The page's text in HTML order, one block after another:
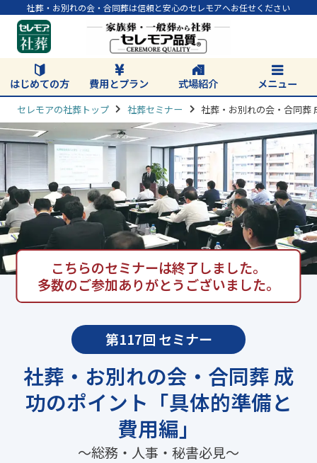
社葬・お別れの会・合同葬は信頼と安心のセレモアへお任せください
はじめての方 費用とプラン 式場紹介 メニュー
セレモアの社葬トップ 社葬セミナー 社葬・お別れの会・合同葬
こちらのセミナーは終了しました。
多数のご参加ありがとうございました。
第117回 セミナー
社葬・お別れの会・合同葬 成
功のポイント「具体的準備と
費用編」
〜総務・人事・秘書必見〜